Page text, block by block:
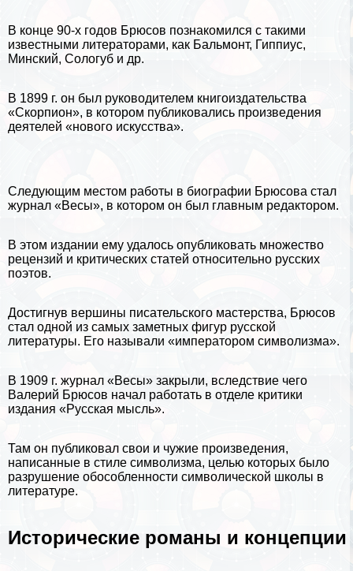
В конце 90-х годов Брюсов познакомился с такими
известными литераторами, как Бальмонт, Гиппиус,
Минский, Сологуб и др.
В 1899 г. он был руководителем книгоиздательства
«Скорпион», в котором публиковались произведения
деятелей «нового искусства».
Следующим местом работы в биографии Брюсова стал
журнал «Весы», в котором он был главным редактором.
В этом издании ему удалось опубликовать множество
рецензий и критических статей относительно русских
поэтов.
Достигнув вершины писательского мастерства, Брюсов
стал одной из самых заметных фигур русской
литературы. Его называли «императором символизма».
В 1909 г. журнал «Весы» закрыли, вследствие чего
Валерий Брюсов начал работать в отделе критики
издания «Русская мысль».
Там он публиковал свои и чужие произведения,
написанные в стиле символизма, целью которых было
разрушение обособленности символической школы в
литературе.
Исторические романы и концепции